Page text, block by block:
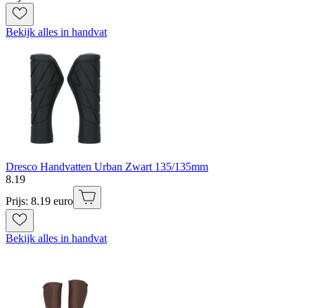
Bekijk alles in handvat
Dresco Handvatten Urban Zwart 135/135mm
8.19
Prijs: 8.19 euro
Bekijk alles in handvat